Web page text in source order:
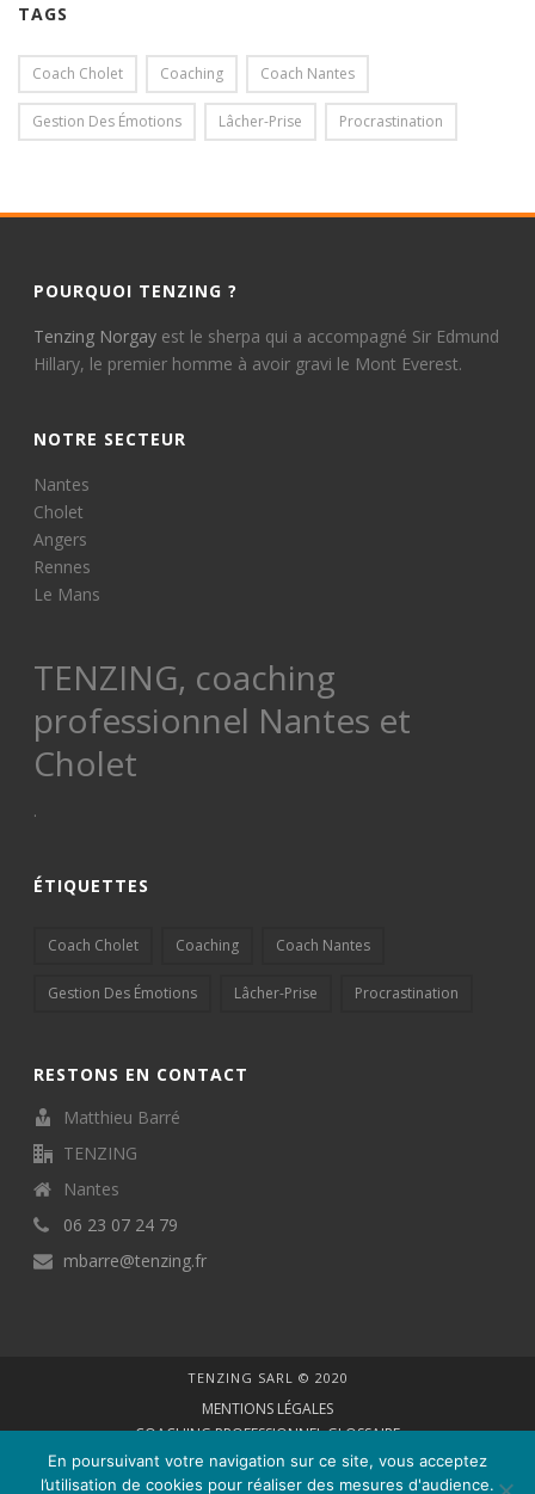
TAGS
Coach Cholet Coaching Coach Nantes
Gestion Des Émotions Lâcher-Prise Procrastination
POURQUOI TENZING ?
Tenzing Norgay est le sherpa qui a accompagné Sir Edmund
Hillary, le premier homme à avoir gravi le Mont Everest.
NOTRE SECTEUR
Nantes
Cholet
Angers
Rennes
Le Mans
TENZING, coaching
professionnel Nantes et
Cholet
.
ÉTIQUETTES
Coach Cholet Coaching Coach Nantes
Gestion Des Émotions Lâcher-Prise Procrastination
RESTONS EN CONTACT
Matthieu Barré
TENZING
Nantes
06 23 07 24 79
mbarre@tenzing.fr
TENZING SARL © 2020
MENTIONS LÉGALES
COACHING PROFESSIONNEL GLOSSAIRE
VIE PRIVÉE
PARTENAIRES
En poursuivant votre navigation sur ce site, vous acceptez
l’utilisation de cookies pour réaliser des mesures d'audience.